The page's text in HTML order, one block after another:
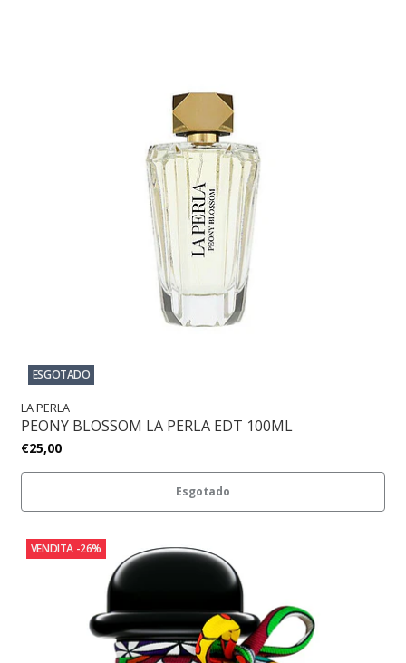
ESGOTADO
LA PERLA
PEONY BLOSSOM LA PERLA EDT 100ML
€25,00
Esgotado
VENDITA -26%